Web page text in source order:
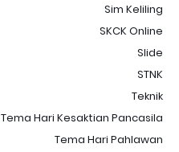
Sim Keliling
SKCK Online
Slide
STNK
Teknik
Tema Hari Kesaktian Pancasila
Tema Hari Pahlawan